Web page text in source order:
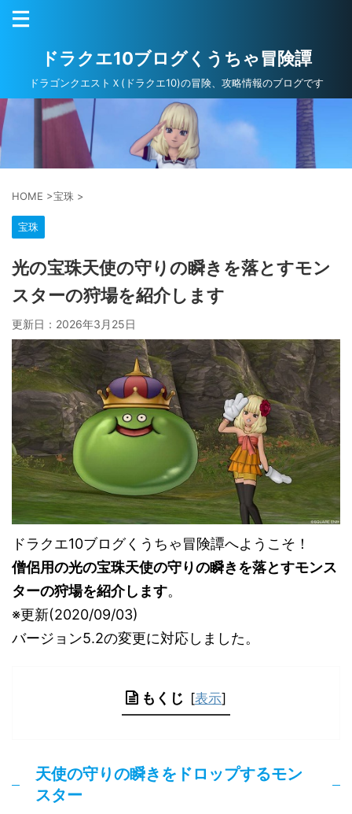
ドラクエ10ブログくうちゃ冒険譚
ドラゴンクエストＸ(ドラクエ10)の冒険、攻略情報のブログです
HOME >宝珠 >
宝珠
光の宝珠天使の守りの瞬きを落とすモン
スターの狩場を紹介します
更新日： 2026年3月25日
ドラクエ10ブログくうちゃ冒険譚へようこそ！
僧侶用の光の宝珠天使の守りの瞬きを落とすモンス
ターの狩場を紹介します。
※更新(2020/09/03)
バージョン5.2の変更に対応しました。
もくじ [表示]
天使の守りの瞬きをドロップするモン
スター